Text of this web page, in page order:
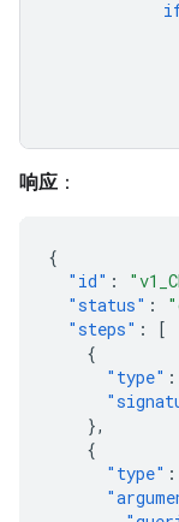
响应 ：
{
"id" :
"status" :
"steps" :
[
{
"type" :
},
{
"type" :